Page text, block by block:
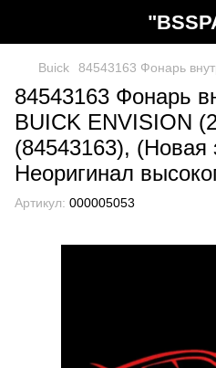
Buick 84543163 Фонарь
84543163 Фонарь
BUICK ENVISION
(84543163), (Новая
Неоригинал
Артикул: 000005053